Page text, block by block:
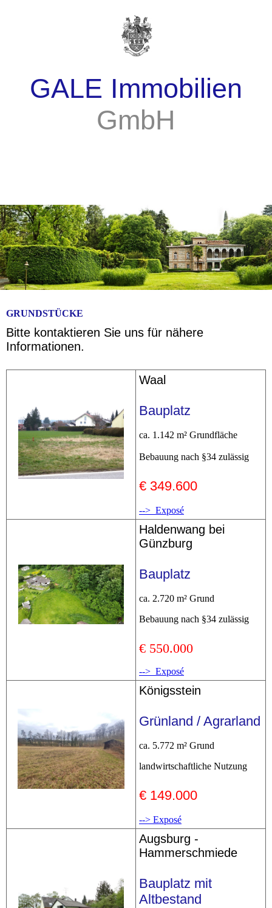
GALE Immobilien
GmbH
GRUNDSTÜCKE
Bitte kontaktieren Sie uns für nähere
Informationen.
Waal
Bauplatz
ca. 1.142 m² Grundfläche
Bebauung nach §34 zulässig
€ 349.600
--> Exposé
Haldenwang bei
Günzburg
Bauplatz
ca. 2.720 m² Grund
Bebauung nach §34 zulässig
€ 550.000
--> Exposé
Königsstein
Grünland / Agrarland
ca. 5.772 m² Grund
landwirtschaftliche Nutzung
€ 149.000
--> Exposé
Augsburg -
Hammerschmiede
Bauplatz mit
Altbestand